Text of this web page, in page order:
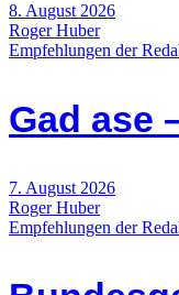
8. August 2026
Roger Huber
Empfehlungen der
Gad ase
7. August 2026
Roger Huber
Empfehlungen der